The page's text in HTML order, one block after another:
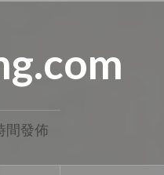
間發佈